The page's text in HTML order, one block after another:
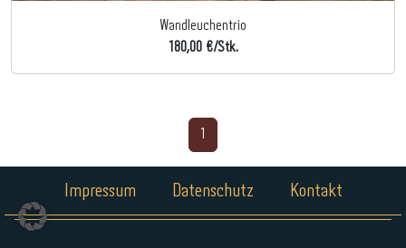
Wandleuchentrio
180,00 €/Stk.
Impressum Datenschutz Kontakt